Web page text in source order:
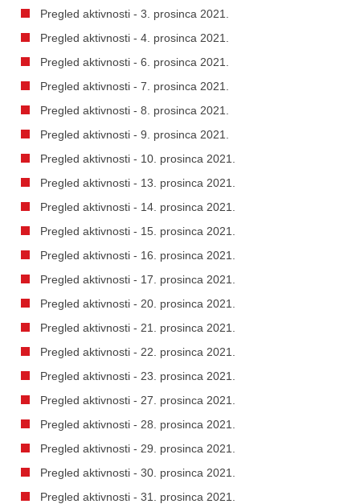
Pregled aktivnosti - 3. prosinca 2021.
Pregled aktivnosti - 4. prosinca 2021.
Pregled aktivnosti - 6. prosinca 2021.
Pregled aktivnosti - 7. prosinca 2021.
Pregled aktivnosti - 8. prosinca 2021.
Pregled aktivnosti - 9. prosinca 2021.
Pregled aktivnosti - 10. prosinca 2021.
Pregled aktivnosti - 13. prosinca 2021.
Pregled aktivnosti - 14. prosinca 2021.
Pregled aktivnosti - 15. prosinca 2021.
Pregled aktivnosti - 16. prosinca 2021.
Pregled aktivnosti - 17. prosinca 2021.
Pregled aktivnosti - 20. prosinca 2021.
Pregled aktivnosti - 21. prosinca 2021.
Pregled aktivnosti - 22. prosinca 2021.
Pregled aktivnosti - 23. prosinca 2021.
Pregled aktivnosti - 27. prosinca 2021.
Pregled aktivnosti - 28. prosinca 2021.
Pregled aktivnosti - 29. prosinca 2021.
Pregled aktivnosti - 30. prosinca 2021.
Pregled aktivnosti - 31. prosinca 2021.